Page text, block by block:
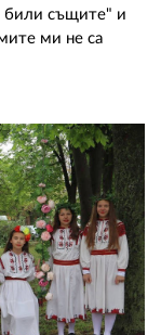
били същите" и
ми не са
ЗА